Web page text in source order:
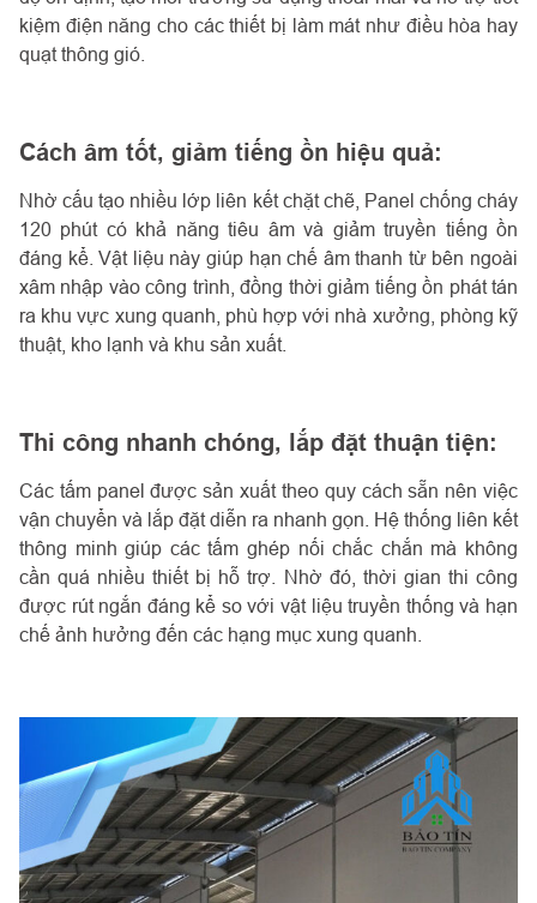
kiệm điện năng cho các thiết bị làm mát như điều hòa hay
quạt thông gió.
Cách âm tốt, giảm tiếng ồn hiệu quả:
Nhờ cấu tạo nhiều lớp liên kết chặt chẽ, Panel chống cháy
120 phút có khả năng tiêu âm và giảm truyền tiếng ồn
đáng kể. Vật liệu này giúp hạn chế âm thanh từ bên ngoài
xâm nhập vào công trình, đồng thời giảm tiếng ồn phát tán
ra khu vực xung quanh, phù hợp với nhà xưởng, phòng kỹ
thuật, kho lạnh và khu sản xuất.
Thi công nhanh chóng, lắp đặt thuận tiện:
Các tấm panel được sản xuất theo quy cách sẵn nên việc
vận chuyển và lắp đặt diễn ra nhanh gọn. Hệ thống liên kết
thông minh giúp các tấm ghép nối chắc chắn mà không
cần quá nhiều thiết bị hỗ trợ. Nhờ đó, thời gian thi công
được rút ngắn đáng kể so với vật liệu truyền thống và hạn
chế ảnh hưởng đến các hạng mục xung quanh.